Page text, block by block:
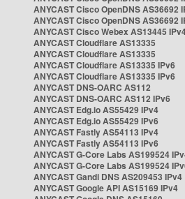
ANYCAST Cisco OpenDNS AS36692
ANYCAST Cisco OpenDNS AS36692
ANYCAST Cisco Webex AS13445
ANYCAST Cloudflare AS13335
ANYCAST Cloudflare AS13335
ANYCAST Cloudflare AS13335 IPv6
ANYCAST Cloudflare AS13335 IPv6
ANYCAST DNS-OARC AS112
ANYCAST DNS-OARC AS112 IPv6
ANYCAST Edg.io AS55429 IPv4
ANYCAST Edg.io AS55429 IPv6
ANYCAST Fastly AS54113 IPv4
ANYCAST Fastly AS54113 IPv6
ANYCAST G-Core Labs AS199524
ANYCAST G-Core Labs AS199524
ANYCAST Gandi DNS AS209453 IPv4
ANYCAST Google API AS15169 IPv4